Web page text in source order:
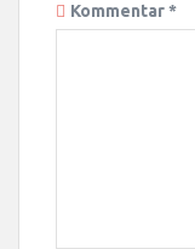
Kommentar*